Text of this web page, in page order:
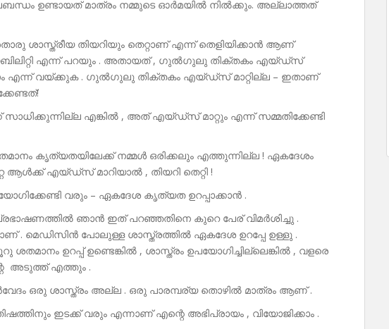
മലബന്ധം ഉണ്ടായത് മാത്രം നമ്മുടെ ഓർമയിൽ നിൽക്കും. അല്ലാത്തത്
ശാസ്ത്രീയ തിയറിയും തെറ്റാണ് എന്ന് തെളിയിക്കാൻ ആണ്
എന്ന് പറയും . അതായത് , ഗുൽഗുലു തിക്തകം എയ്ഡ്സ്
എന്ന് വയ്ക്കുക . ഗുൽഗുലു തിക്തകം എയ്ഡ്സ് മാറ്റില്ല – ഇതാണ്
എങ്കിൽ , അത് എയ്ഡ്സ് മാറ്റും എന്ന് സമ്മതിക്കേണ്ടി
കൃത്യതയിലേക്ക് നമ്മൾ ഒരിക്കലും എത്തുന്നില്ല ! ഏകദേശം
ആൾക്ക് എയ്ഡ്സ് മാറിയാൽ , തിയറി തെറ്റി !
വരും – ഏകദേശ കൃത്യത ഉറപ്പാക്കാൻ .
ഞാൻ ഇത് പറഞ്ഞതിനെ കുറെ പേര് വിമർശിച്ചു .
. മെഡിസിൻ പോലുള്ള ശാസ്ത്രത്തിൽ ഏകദേശ ഉറപ്പേ ഉള്ളു .
ഉറപ്പ് ഉണ്ടെങ്കിൽ , ശാസ്ത്രം ഉപയോഗിച്ചില്ലെങ്കിൽ , വളരെ
അടുത്ത് എത്തും .
ഒരു ശാസ്ത്രം അല്ല . ഒരു പാരമ്പര്യ തൊഴിൽ മാത്രം ആണ് .
ഇടക്ക് വരും എന്നാണ് എന്റെ അഭിപ്രായം , വിയോജിക്കാം .